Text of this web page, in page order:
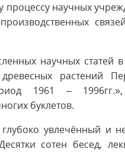
процессу научных
научных статей
растений
1961 – 1996гг.»,
буклетов.
увлечённый и
сотен бесед,